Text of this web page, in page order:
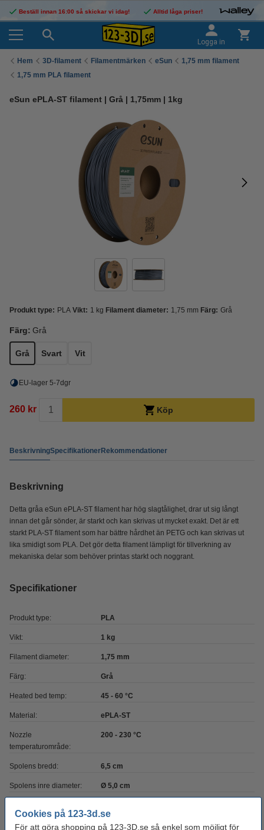
Cookies på 123-3d.se
För att göra shopping på 123-3D.se så enkel som möjligt för
Beställ innan 16:00 så skickar vi idag! Alltid låga priser!
Logga in
Hem 3D-filament Filamentmärken eSun
1,75 mm filament
1,75 mm PLA filament
eSun ePLA-ST filament | Grå | 1,75mm | 1kg
Produkt type: PLA Vikt: 1 kg Filament diameter: 1,75 mm Färg: Grå
Färg: Grå
Grå Svart Vit
EU-lager 5-7dgr
260 kr Köp
BeskrivningSpecifikationerRekommendationer
Beskrivning
Detta gråa eSun ePLA-ST filament har hög slagtålighet, drar ut sig långt
innan det går sönder, är starkt och kan skrivas ut mycket exakt. Det är ett
starkt PLA-ST filament som har bättre hårdhet än PETG och kan skrivas ut
lika smidigt som PLA. Det gör detta filament lämpligt för tillverkning av
mekaniska delar som behöver printas starkt och noggrant.
Specifikationer
Produkt type: PLA
Vikt: 1 kg
Filament diameter: 1,75 mm
Färg: Grå
Heated bed temp: 45 - 60 °C
Material: ePLA-ST
Nozzle
temperaturområde:
200 - 230 °C
Spolens bredd: 6,5 cm
Spolens inre diameter: Ø 5,0 cm
Varumärke: eSun